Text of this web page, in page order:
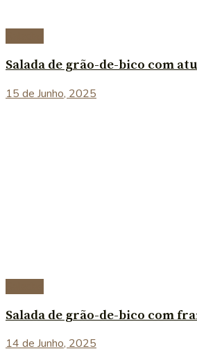
Salada de grão-de-bico com
15 de Junho, 2025
Salada de grão-de-bico com
14 de Junho, 2025